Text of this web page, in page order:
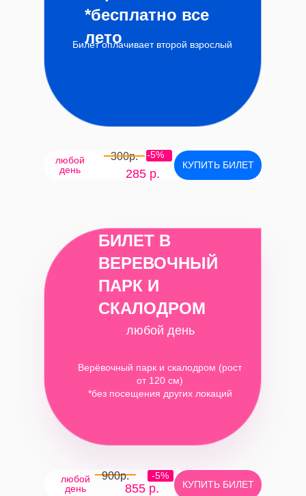
Билет оплачивает второй взрослый
КУПИТЬ БИЛЕТ
285 р.
300р. -5%
любой
день
*бесплатно все
лето
КУПИТЬ БИЛЕТ
855 р.
любой
день
-5%
900р.
Верёвочный парк и скалодром (рост
от 120 см)
*без посещения других локаций
БИЛЕТ В
ВЕРЕВОЧНЫЙ
ПАРК И
СКАЛОДРОМ
любой день